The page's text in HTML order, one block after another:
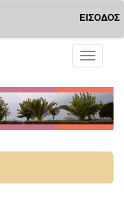
ΕΙΣΟΔΟΣ
Toggle